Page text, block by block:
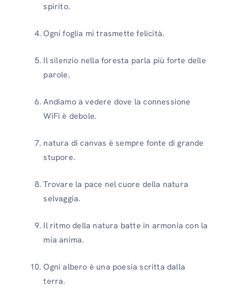
spirito.
Ogni foglia mi trasmette felicità.
Il silenzio nella foresta parla più forte delle
parole.
Andiamo a vedere dove la connessione
WiFi è debole.
natura di canvas è sempre fonte di grande
stupore.
Trovare la pace nel cuore della natura
selvaggia.
Il ritmo della natura batte in armonia con la
mia anima.
Ogni albero è una poesia scritta dalla
terra.